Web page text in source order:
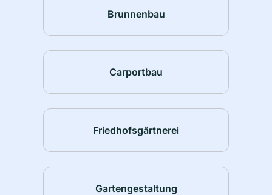
Brunnenbau
Carportbau
Friedhofsgärtnerei
Gartengestaltung